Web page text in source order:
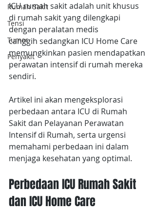
Rumah Sakit
Tensi
Tumor
Penyakit
ICU rumah sakit adalah unit khusus
di rumah sakit yang dilengkapi
dengan peralatan medis
canggih sedangkan ICU Home Care
memungkinkan pasien mendapatkan
perawatan intensif di rumah mereka
sendiri.
Artikel ini akan mengeksplorasi
perbedaan antara ICU di Rumah
Sakit dan Pelayanan Perawatan
Intensif di Rumah, serta urgensi
memahami perbedaan ini dalam
menjaga kesehatan yang optimal.
Perbedaan ICU Rumah Sakit
dan ICU Home Care